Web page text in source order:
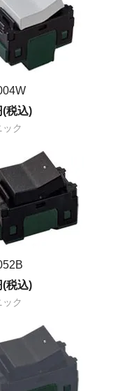
(税込)
ク
(税込)
ク